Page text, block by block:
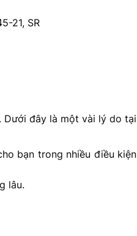
21, SR
Dưới đây là một vài lý do tại
bạn trong nhiều điều kiện
lâu.